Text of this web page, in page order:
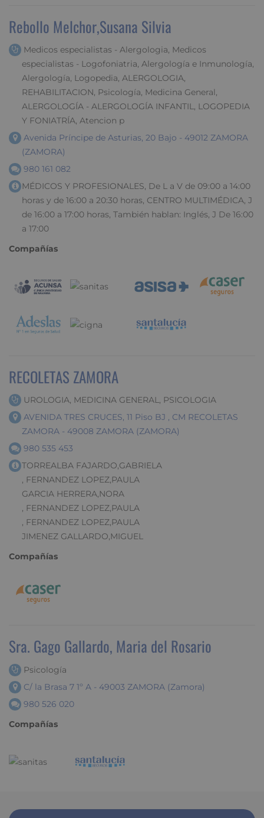
Rebollo Melchor,Susana Silvia
Medicos especialistas - Alergologia, Medicos
especialistas - Logofoniatria, Alergología e Inmunología,
Alergología, Logopedia, ALERGOLOGIA,
REHABILITACION, Psicología, Medicina General,
ALERGOLOGÍA - ALERGOLOGÍA INFANTIL, LOGOPEDIA
Y FONIATRÍA, Atencion p
Avenida Príncipe de Asturias, 20 Bajo - 49012 ZAMORA
(ZAMORA)
980 161 082
MÉDICOS Y PROFESIONALES, De L a V de 09:00 a 14:00
horas y de 16:00 a 20:30 horas, CENTRO MULTIMÉDICA, J
de 16:00 a 17:00 horas, También hablan: Inglés, J De 16:00
a 17:00
Compañías
RECOLETAS ZAMORA
UROLOGIA, MEDICINA GENERAL, PSICOLOGIA
AVENIDA TRES CRUCES, 11 Piso BJ , CM RECOLETAS
ZAMORA - 49008 ZAMORA (ZAMORA)
980 535 453
TORREALBA FAJARDO,GABRIELA
, FERNANDEZ LOPEZ,PAULA
GARCIA HERRERA,NORA
, FERNANDEZ LOPEZ,PAULA
, FERNANDEZ LOPEZ,PAULA
JIMENEZ GALLARDO,MIGUEL
Compañías
Sra. Gago Gallardo, Maria del Rosario
Psicología
C/ la Brasa 7 1º A - 49003 ZAMORA (Zamora)
980 526 020
Compañías